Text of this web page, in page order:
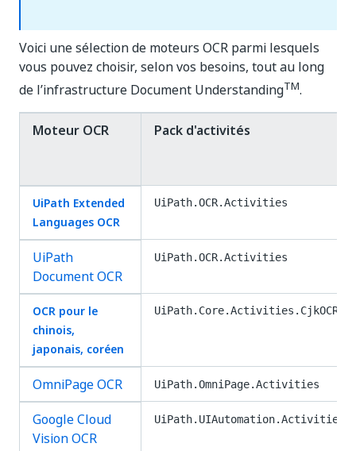
Voici une sélection de moteurs OCR parmi lesquels
vous pouvez choisir, selon vos besoins, tout au long
de l’infrastructure Document UnderstandingTM.
Moteur OCR Pack d'activités
UiPath Extended
Languages OCR
UiPath.OCR.Activities
UiPath
Document OCR
UiPath.OCR.Activities
OCR pour le
chinois,
japonais, coréen
UiPath.Core.Activities.CjkOCR
OmniPage OCR UiPath.OmniPage.Activities
Google Cloud
Vision OCR
UiPath.UIAutomation.Activities